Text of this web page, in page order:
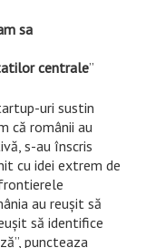
sa
centrale”
uri sustin
că românii au
s-au înscris
cu idei extrem de
au reușit să
să identifice
puncteaza